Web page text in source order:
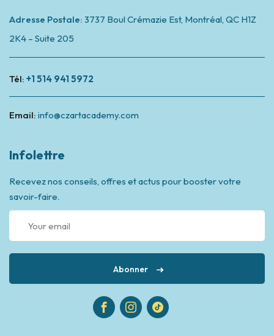
Adresse Postale: 3737 Boul Crémazie Est, Montréal, QC H1Z
2K4 – Suite 205
Tél: +1 514 941 5972
Email: info@czartacademy.com
Infolettre
Recevez nos conseils, offres et actus pour booster votre
savoir-faire.
Abonner